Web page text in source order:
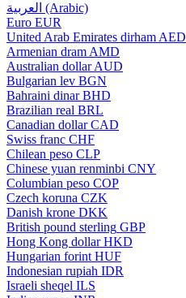
العربية (Arabic)
Euro EUR
United Arab Emirates dirham AED
Armenian dram AMD
Australian dollar AUD
Bulgarian lev BGN
Bahraini dinar BHD
Brazilian real BRL
Canadian dollar CAD
Swiss franc CHF
Chilean peso CLP
Chinese yuan renminbi CNY
Columbian peso COP
Czech koruna CZK
Danish krone DKK
British pound sterling GBP
Hong Kong dollar HKD
Hungarian forint HUF
Indonesian rupiah IDR
Israeli sheqel ILS